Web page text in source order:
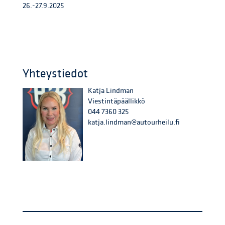
26.-27.9.2025
Yhteystiedot
Katja Lindman
Viestintäpäällikkö
044 7360 325
katja.lindman@autourheilu.fi